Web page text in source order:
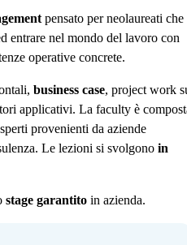
pensato per neolaureati che
entrare nel mondo del lavoro con
operative concrete.
business case, project work
applicativi. La faculty è
provenienti da aziende
Le lezioni si svolgono in
stage garantito in azienda.